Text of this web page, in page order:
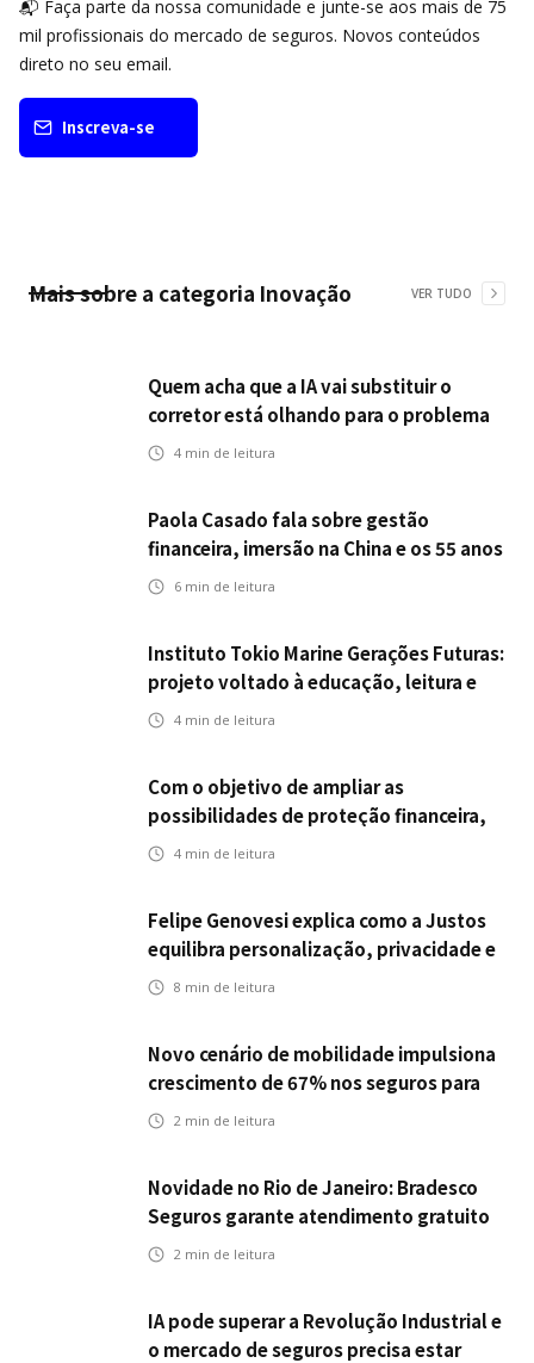
📬 Faça parte da nossa comunidade e junte-se aos mais de 75
mil profissionais do mercado de seguros. Novos conteúdos
direto no seu email.
Inscreva-se
Mais sobre a categoria Inovação VER TUDO
Quem acha que a IA vai substituir o
corretor está olhando para o problema
errado
4 min de leitura
Paola Casado fala sobre gestão
financeira, imersão na China e os 55 anos
da ENS
6 min de leitura
Instituto Tokio Marine Gerações Futuras:
projeto voltado à educação, leitura e
empregabilidade
4 min de leitura
Com o objetivo de ampliar as
possibilidades de proteção financeira,
Icatu Seguros eleva capital segurado
4 min de leitura
Felipe Genovesi explica como a Justos
equilibra personalização, privacidade e
tecnologia
8 min de leitura
Novo cenário de mobilidade impulsiona
crescimento de 67% nos seguros para
veículos elétricos da Bradesco Seguros
2 min de leitura
Novidade no Rio de Janeiro: Bradesco
Seguros garante atendimento gratuito
na Ponte Rio-Niterói
2 min de leitura
IA pode superar a Revolução Industrial e
o mercado de seguros precisa estar